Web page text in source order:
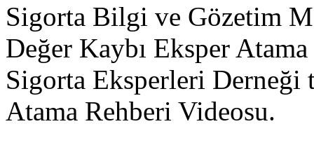
Sigorta Bilgi ve Gözetim
Değer Kaybı Eksper
Sigorta Eksperleri Derneği
Atama Rehberi Videosu.